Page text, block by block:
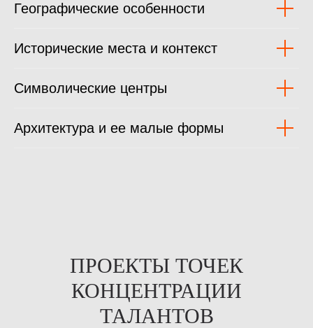
Географические особенности
Исторические места и контекст
Символические центры
Архитектура и ее малые формы
ПРОЕКТЫ ТОЧЕК
КОНЦЕНТРАЦИИ
ТАЛАНТОВ